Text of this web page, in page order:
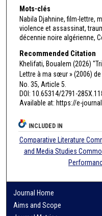
Mots-clés
Nabila Djahnine, film-lettre,
violence et assassinat,
décennie noire algérienne,
Recommended Citation
Khelifati, Boualem (2026)
Lettre à ma sœur » (2006)
No. 35, Article 5.
DOI: 10.65314/2791-
Available at: https://e-
INCLUDED IN
Comparative Literature
and Media Studies
Journal Home
Aims and Scope